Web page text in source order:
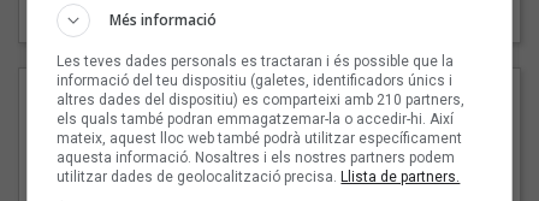
Pep Álvarez amb Joan Muntaner (Xanguito)
Més informació
Les teves dades personals es tractaran i és possible que la
informació del teu dispositiu (galetes, identificadors únics i
altres dades del dispositiu) es comparteixi amb 210 partners,
els quals també podran emmagatzemar-la o accedir-hi. Així
mateix, aquest lloc web també podrà utilitzar específicament
aquesta informació. Nosaltres i els nostres partners podem
utilitzar dades de geolocalització precisa. Llista de partners.